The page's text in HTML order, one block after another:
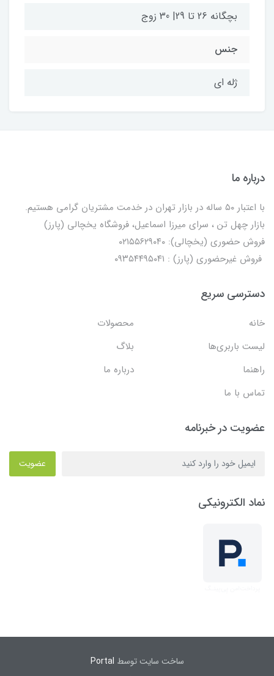
بچگانه 26 تا 29| 30 زوج
جنس
ژله ای
درباره ما
با اعتبار ۵۰ ساله در بازار تهران در خدمت مشتریان گرامی هستیم.
بازار چهل تن ، سرای میرزا اسماعیل، فروشگاه یخچالی‌ (پارز)
فروش حضوری (یخچالی): ۰۲۱۵۵۶۲۹۰۴۰
فروش غیرحضوری (پارز) : ۰۹۳۵۴۴۹۵۰۴۱
دسترسی سریع
خانه
محصولات
لیست باربری‌ها
بلاگ
راهنما
درباره ما
تماس با ما
عضویت در خبرنامه
عضویت
نماد الکترونیکی
ساخت سایت توسط Portal